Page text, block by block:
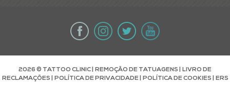
2026 © TATTOO CLINIC | REMOÇÃO DE TATUAGENS |
LIVRO DE
RECLAMAÇÕES
POLÍTICA DE PRIVACIDADE| POLÍTICA DE COOKIES ERS